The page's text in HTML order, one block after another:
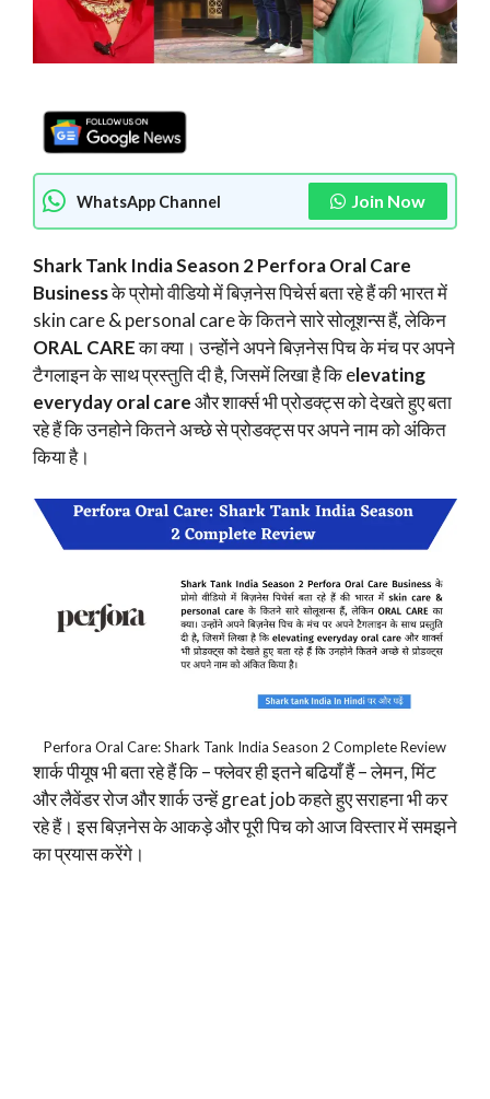
WhatsApp Channel Join Now
Shark Tank India Season 2 Perfora Oral Care
Businessके प्रोमो वीडियो में बिज़नेस पिचेर्स बता रहे हैं की भारत में
skin care & personal care के कितने सारे सोलूशन्स हैं, लेकिन
ORAL CAREका क्या। उन्होंने अपने बिज़नेस पिच के मंच पर अपने
टैगलाइन के साथ प्रस्तुति दी है, जिसमें लिखा है कि elevating
everyday oral careऔर शार्क्स भी प्रोडक्ट्स को देखते हुए बता
रहे हैं कि उनहोने कितने अच्छे से प्रोडक्ट्स पर अपने नाम को अंकित
किया है।
Perfora Oral Care: Shark Tank India Season 2 Complete Review
शार्क पीयूष भी बता रहे हैं कि – फ्लेवर ही इतने बढियाँ हैं – लेमन, मिंट
और लैवेंडर रोज और शार्क उन्हें great job कहते हुए सराहना भी कर
रहे हैं। इस बिज़नेस के आकड़े और पूरी पिच को आज विस्तार में समझने
का प्रयास करेंगे।